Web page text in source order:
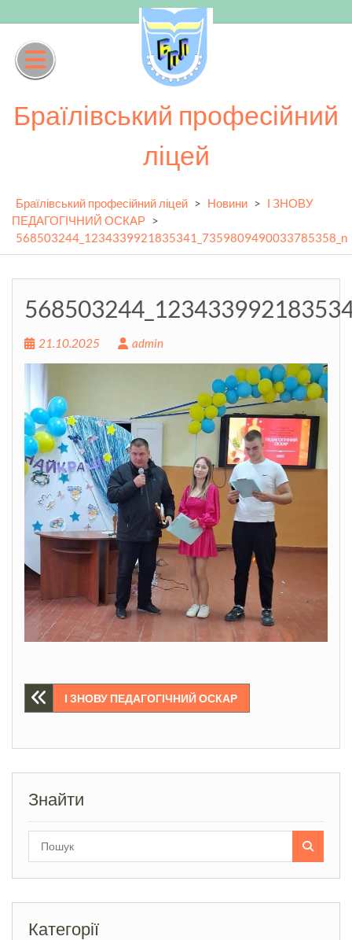
to
content
Браїлівський професійний
ліцей
Браїлівський професійний ліцей > Новини > І ЗНОВУ
ПЕДАГОГІЧНИЙ ОСКАР >
568503244_1234339921835341_7359809490033785358_n
21.10.2025 admin
Навігація
І ЗНОВУ ПЕДАГОГІЧНИЙ ОСКАР
Знайти
Категорії